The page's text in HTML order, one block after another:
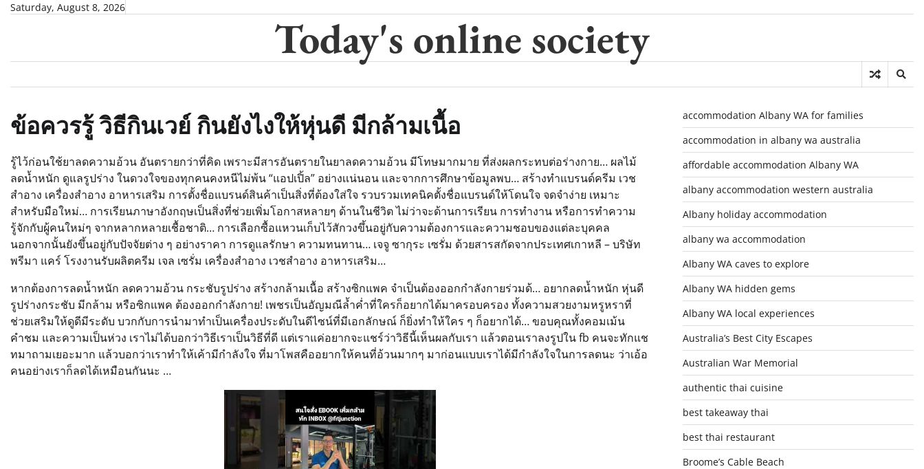
SkipSaturday, August 8, 2026
Today's online society
ข้อควรรู้ วิธีกินเวย์ กินยังไงให้หุ่นดี มีกล้ามเนื้อ
รู้ไว้ก่อนใช้ยาลดความอ้วน อันตรายกว่าที่คิด เพราะมีสารอันตรายในยาลดความอ้วน มีโทษมากมาย ที่ส่งผลกระทบต่อร่างกาย… ผลไม้
ลดน้ำหนัก ดูแลรูปร่าง ในดวงใจของทุกคนคงหนีไม่พ้น “แอปเปิ้ล” อย่างเเน่นอน และจากการศึกษาข้อมูลพบ… สร้างทำแบรนด์ครีม เวช
สำอาง เครื่องสำอาง อาหารเสริม การตั้งชื่อแบรนด์สินค้าเป็นสิ่งที่ต้องใส่ใจ รวบรวมเทคนิคตั้งชื่อแบรนด์ให้โดนใจ จดจำง่าย เหมาะ
สำหรับมือใหม่… การเรียนภาษาอังกฤษเป็นสิ่งที่ช่วยเพิ่มโอกาสหลายๆ ด้านในชีวิต ไม่ว่าจะด้านการเรียน การทำงาน หรือการทำความ
รู้จักกับผู้คนใหม่ๆ จากหลากหลายเชื้อชาติ… การเลือกซื้อแหวนเก็บไว้สักวงขึ้นอยู่กับความต้องการและความชอบของแต่ละบุคคล
นอกจากนั้นยังขึ้นอยู่กับปัจจัยต่าง ๆ อย่างราคา การดูแลรักษา ความทนทาน… เจจู ซากุระ เซรั่ม ด้วยสารสกัดจากประเทศเกาหลี – บริษัท
พรีมา แคร์ โรงงานรับผลิตครีม เจล เซรั่ม เครื่องสำอาง เวชสำอาง อาหารเสริม…
หากต้องการลดน้ำหนัก ลดความอ้วน กระชับรูปร่าง สร้างกล้ามเนื้อ สร้างซิกแพค จำเป็นต้องออกกำลังกายร่วมด้… อยากลดน้ำหนัก หุ่นดี
รูปร่างกระชับ มีกล้าม หรือซิกแพค ต้องออกกำลังกาย! เพชรเป็นอัญมณีล้ำค่ำที่ใครก็อยากได้มาครอบครอง ทั้งความสวยงามหรูหราที่
ช่วยเสริมให้ดูดีมีระดับ บวกกับการนำมาทำเป็นเครื่องประดับในดีไซน์ที่มีเอกลักษณ์ ก็ยิ่งทำให้ใคร ๆ ก็อยากได้… ขอบคุณทั้งคอมเม้น
คำชม และความเป็นห่วง เราไม่ได้บอกว่าวิธีเราเป็นวิธีที่ดี แต่เราแค่อยากจะแชร์ว่าวิธีนี้เห็นผลกับเรา แล้วตอนเราลงรูปใน fb คนจะทักแช
ทมาถามเยอะมาก แล้วบอกว่าเราทำให้เค้ามีกำลังใจ ที่มาโพสคืออยากให้คนที่อ้วนมากๆ มาก่อนแบบเราได้มีกำลังใจในการลดนะ ว่าเอ้อ
คนอย่างเราก็ลดได้เหมือนกันนะ …
accommodation Albany WA for families
accommodation in albany wa australia
affordable accommodation Albany WA
albany accommodation western australia
Albany holiday accommodation
albany wa accommodation
Albany WA caves to explore
Albany WA hidden gems
Albany WA local experiences
Australia’s Best City Escapes
Australian War Memorial
authentic thai cuisine
best takeaway thai
best thai restaurant
Broome’s Cable Beach